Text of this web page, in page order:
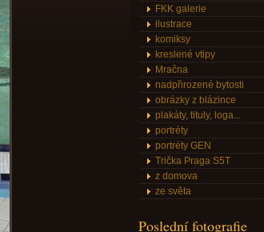
FKK galerie
ilustrace
komiksy
kreslené vtipy
Mračna
nadpřirozené bytosti
obrázky z blázince
plakáty, tituly, loga...
portréty
portréty GEN
Trička Praga S5T
z domova
ze světa
Poslední fotografie